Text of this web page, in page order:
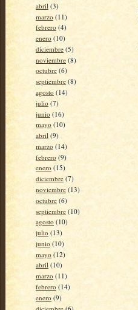
abril (3)
marzo (11)
febrero (4)
enero (10)
diciembre (5)
noviembre (8)
octubre (6)
septiembre (8)
agosto (14)
julio (7)
junio (16)
mayo (10)
abril (9)
marzo (14)
febrero (9)
enero (15)
diciembre (7)
noviembre (13)
octubre (6)
septiembre (10)
agosto (10)
julio (13)
junio (10)
mayo (12)
abril (10)
marzo (11)
febrero (14)
enero (9)